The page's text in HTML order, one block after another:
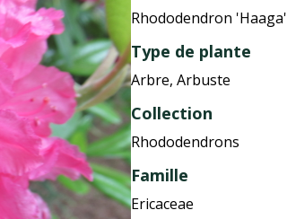
Rhododendron 'Haaga'
Type de plante
Arbre, Arbuste
Collection
Rhododendrons
Famille
Ericaceae